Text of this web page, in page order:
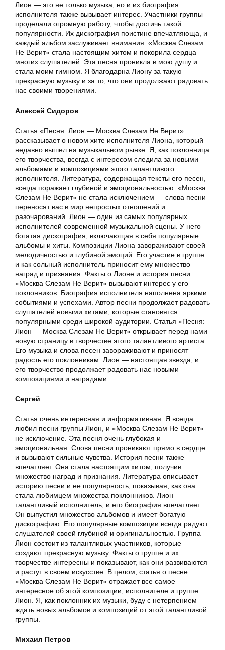
Лион — это не только музыка, но и их биография
исполнителя также вызывает интерес. Участники группы
проделали огромную работу, чтобы достичь такой
популярности. Их дискография поистине впечатляюща, и
каждый альбом заслуживает внимания. «Москва Слезам
Не Верит» стала настоящим хитом и покорила сердца
многих слушателей. Эта песня проникла в мою душу и
стала моим гимном. Я благодарна Лиону за такую
прекрасную музыку и за то, что они продолжают радовать
нас своими творениями.
Алексей Сидоров
Статья «Песня: Лион — Москва Слезам Не Верит»
рассказывает о новом хите исполнителя Лиона, который
недавно вышел на музыкальном рынке. Я, как поклонница
его творчества, всегда с интересом следила за новыми
альбомами и композициями этого талантливого
исполнителя. Литература, содержащая тексты его песен,
всегда поражает глубиной и эмоциональностью. «Москва
Слезам Не Верит» не стала исключением — слова песни
переносят вас в мир непростых отношений и
разочарований. Лион — один из самых популярных
исполнителей современной музыкальной сцены. У него
богатая дискография, включающая в себя популярные
альбомы и хиты. Композиции Лиона завораживают своей
мелодичностью и глубиной эмоций. Его участие в группе
и как сольный исполнитель приносит ему множество
наград и признания. Факты о Лионе и история песни
«Москва Слезам Не Верит» вызывают интерес у его
поклонников. Биография исполнителя наполнена яркими
событиями и успехами. Автор песни продолжает радовать
слушателей новыми хитами, которые становятся
популярными среди широкой аудитории. Статья «Песня:
Лион — Москва Слезам Не Верит» открывает перед нами
новую страницу в творчестве этого талантливого артиста.
Его музыка и слова песен завораживают и приносят
радость его поклонникам. Лион — настоящая звезда, и
его творчество продолжает радовать нас новыми
композициями и наградами.
Сергей
Статья очень интересная и информативная. Я всегда
любил песни группы Лион, и «Москва Слезам Не Верит»
не исключение. Эта песня очень глубокая и
эмоциональная. Слова песни проникают прямо в сердце
и вызывают сильные чувства. История песни также
впечатляет. Она стала настоящим хитом, получив
множество наград и признания. Литература описывает
историю песни и ее популярность, показывая, как она
стала любимцем множества поклонников. Лион —
талантливый исполнитель, и его биография впечатляет.
Он выпустил множество альбомов и имеет богатую
дискографию. Его популярные композиции всегда радуют
слушателей своей глубиной и оригинальностью. Группа
Лион состоит из талантливых участников, которые
создают прекрасную музыку. Факты о группе и их
творчестве интересны и показывают, как они развиваются
и растут в своем искусстве. В целом, статья о песне
«Москва Слезам Не Верит» отражает все самое
интересное об этой композиции, исполнителе и группе
Лион. Я, как поклонник их музыки, буду с нетерпением
ждать новых альбомов и композиций от этой талантливой
группы.
Михаил Петров